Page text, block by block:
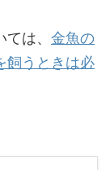
は、 金魚の
飼うときは必